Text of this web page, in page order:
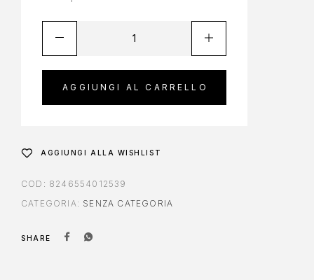
AGGIUNGI AL CARRELLO
AGGIUNGI ALLA WISHLIST
COD: 8246554012539
CATEGORIA: SENZA CATEGORIA
SHARE